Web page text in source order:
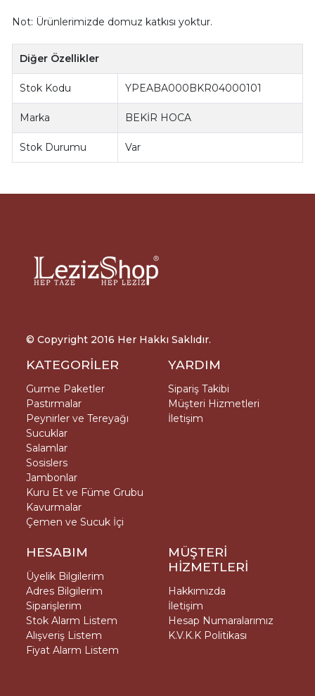
Not: Ürünlerimizde domuz katkısı yoktur.
Diğer Özellikler
Stok Kodu YPEABA000BKR04000101
Marka BEKİR HOCA
Stok Durumu Var
© Copyright 2016 Her Hakkı Saklıdır.
KATEGORİLER
Gurme Paketler
Pastırmalar
Peynirler ve Tereyağı
Sucuklar
Salamlar
Sosislers
Jambonlar
Kuru Et ve Füme Grubu
Kavurmalar
Çemen ve Sucuk İçi
YARDIM
Sipariş Takibi
Müşteri Hizmetleri
İletişim
HESABIM
Üyelik Bilgilerim
Adres Bilgilerim
Siparişlerim
Stok Alarm Listem
Alışveriş Listem
Fiyat Alarm Listem
MÜŞTERİ
HİZMETLERİ
Hakkımızda
İletişim
Hesap Numaralarımız
K.V.K.K Politikası